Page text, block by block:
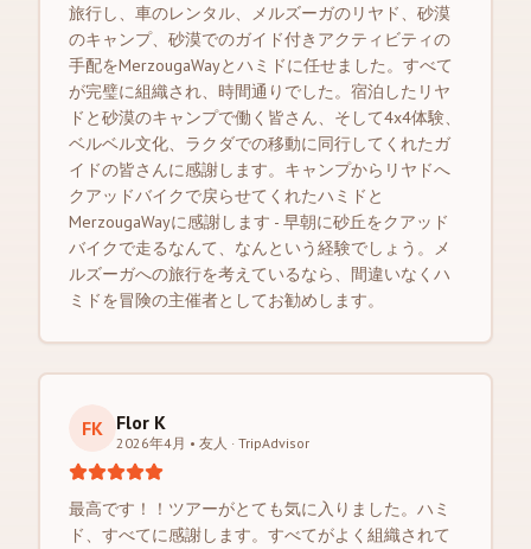
旅行し、車のレンタル、メルズーガのリヤド、砂漠
のキャンプ、砂漠でのガイド付きアクティビティの
手配をMerzougaWayとハミドに任せました。すべて
が完璧に組織され、時間通りでした。宿泊したリヤ
ドと砂漠のキャンプで働く皆さん、そして4x4体験、
ベルベル文化、ラクダでの移動に同行してくれたガ
イドの皆さんに感謝します。キャンプからリヤドへ
クアッドバイクで戻らせてくれたハミドと
MerzougaWayに感謝します - 早朝に砂丘をクアッド
バイクで走るなんて、なんという経験でしょう。メ
ルズーガへの旅行を考えているなら、間違いなくハ
ミドを冒険の主催者としてお勧めします。
FK Flor K
2026年4月 • 友人 · TripAdvisor
最高です！！ツアーがとても気に入りました。ハミ
ド、すべてに感謝します。すべてがよく組織されて